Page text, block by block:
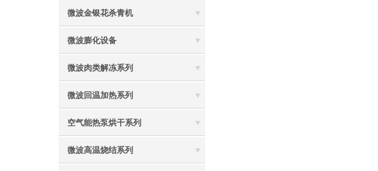
微波金银花杀青机
微波膨化设备
微波肉类解冻系列
微波回温加热系列
空气能热泵烘干系列
微波高温烧结系列